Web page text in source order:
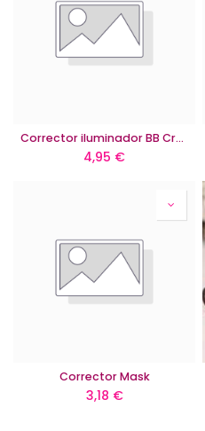
Corrector iluminador BB Cream
4,95 €
Corrector Mask
3,18 €